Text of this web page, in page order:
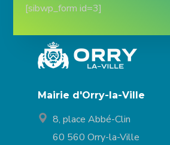
[sibwp_form id=3]
Mairie d'Orry-la-Ville
8, place Abbé-Clin
60 560 Orry-la-Ville